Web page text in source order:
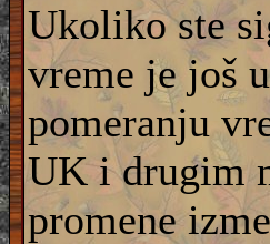
Ukoliko ste
vreme je još
pomeranju
UK i drugim
promene